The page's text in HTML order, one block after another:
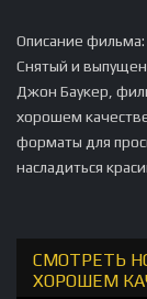
Описание фильма:
Снятый и
Джон Баукер,
хорошем
форматы для
насладиться
СМОТРЕТЬ
ХОРОШЕМ